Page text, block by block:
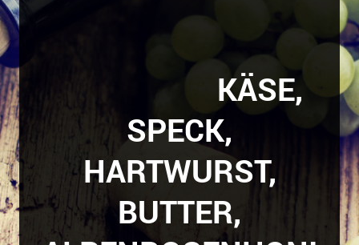
KÄSE,
SPECK,
HARTWURST,
BUTTER,